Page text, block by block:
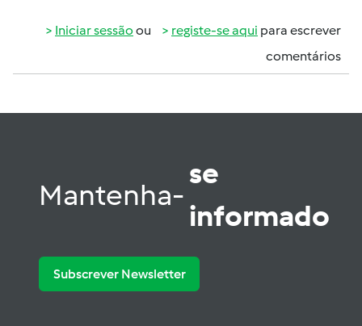
Iniciar sessão ou registe-se aqui para escrever
comentários
Mantenha-
se
informado
Subscrever Newsletter